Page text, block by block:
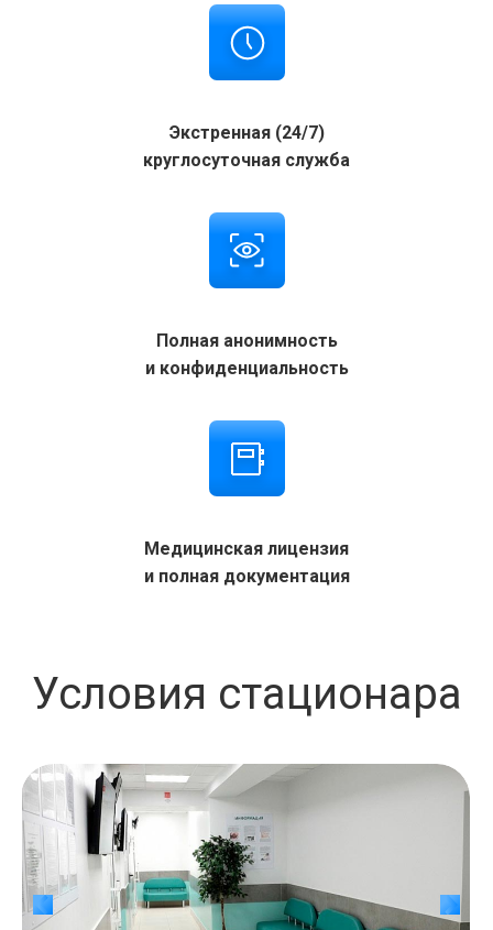
Экстренная (24/7)
круглосуточная служба
Полная анонимность
и конфиденциальность
Медицинская лицензия
и полная документация
Условия стационара